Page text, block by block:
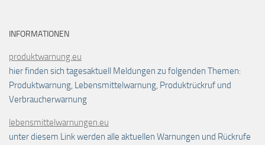
INFORMATIONEN
produktwarnung.eu
hier finden sich tagesaktuell Meldungen zu folgenden Themen:
Produktwarnung, Lebensmittelwarnung, Produktrückruf und
Verbraucherwarnung
lebensmittelwarnungen.eu
unter diesem Link werden alle aktuellen Warnungen und Rückrufe